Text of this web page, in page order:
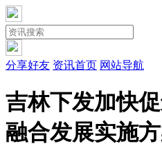
分享好友 资讯首页 网站导航
吉林下发加快
融合发展实施